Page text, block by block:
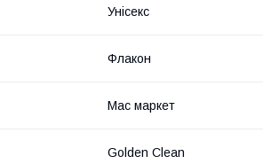
Унісекс
Флакон
Мас маркет
Golden Clean